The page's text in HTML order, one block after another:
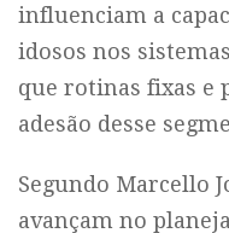
influenciam a
idosos nos
que rotinas fixas e
adesão desse
Segundo Marcello
avançam no